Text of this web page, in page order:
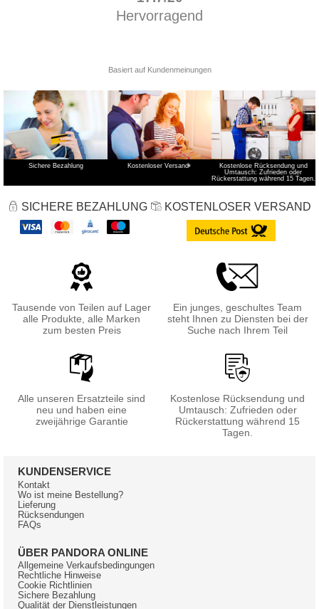
Sichere Bezahlung Kostenloser Versand*
Kostenlose Rücksendung und
Umtausch: Zufrieden oder
Rückerstattung während 15 Tagen.
SICHERE BEZAHLUNG KOSTENLOSER VERSAND
Tausende von Teilen auf Lager
alle Produkte, alle Marken
zum besten Preis
Ein junges, geschultes Team
steht Ihnen zu Diensten bei der
Suche nach Ihrem Teil
Alle unseren Ersatzteile sind
neu und haben eine
zweijährige Garantie
Kostenlose Rücksendung und
Umtausch: Zufrieden oder
Rückerstattung während 15
Tagen.
KUNDENSERVICE
Kontakt
Wo ist meine Bestellung?
Lieferung
Rücksendungen
FAQs
ÜBER PANDORA ONLINE
Allgemeine Verkaufsbedingungen
Rechtliche Hinweise
Cookie Richtlinien
Sichere Bezahlung
Qualität der Dienstleistungen